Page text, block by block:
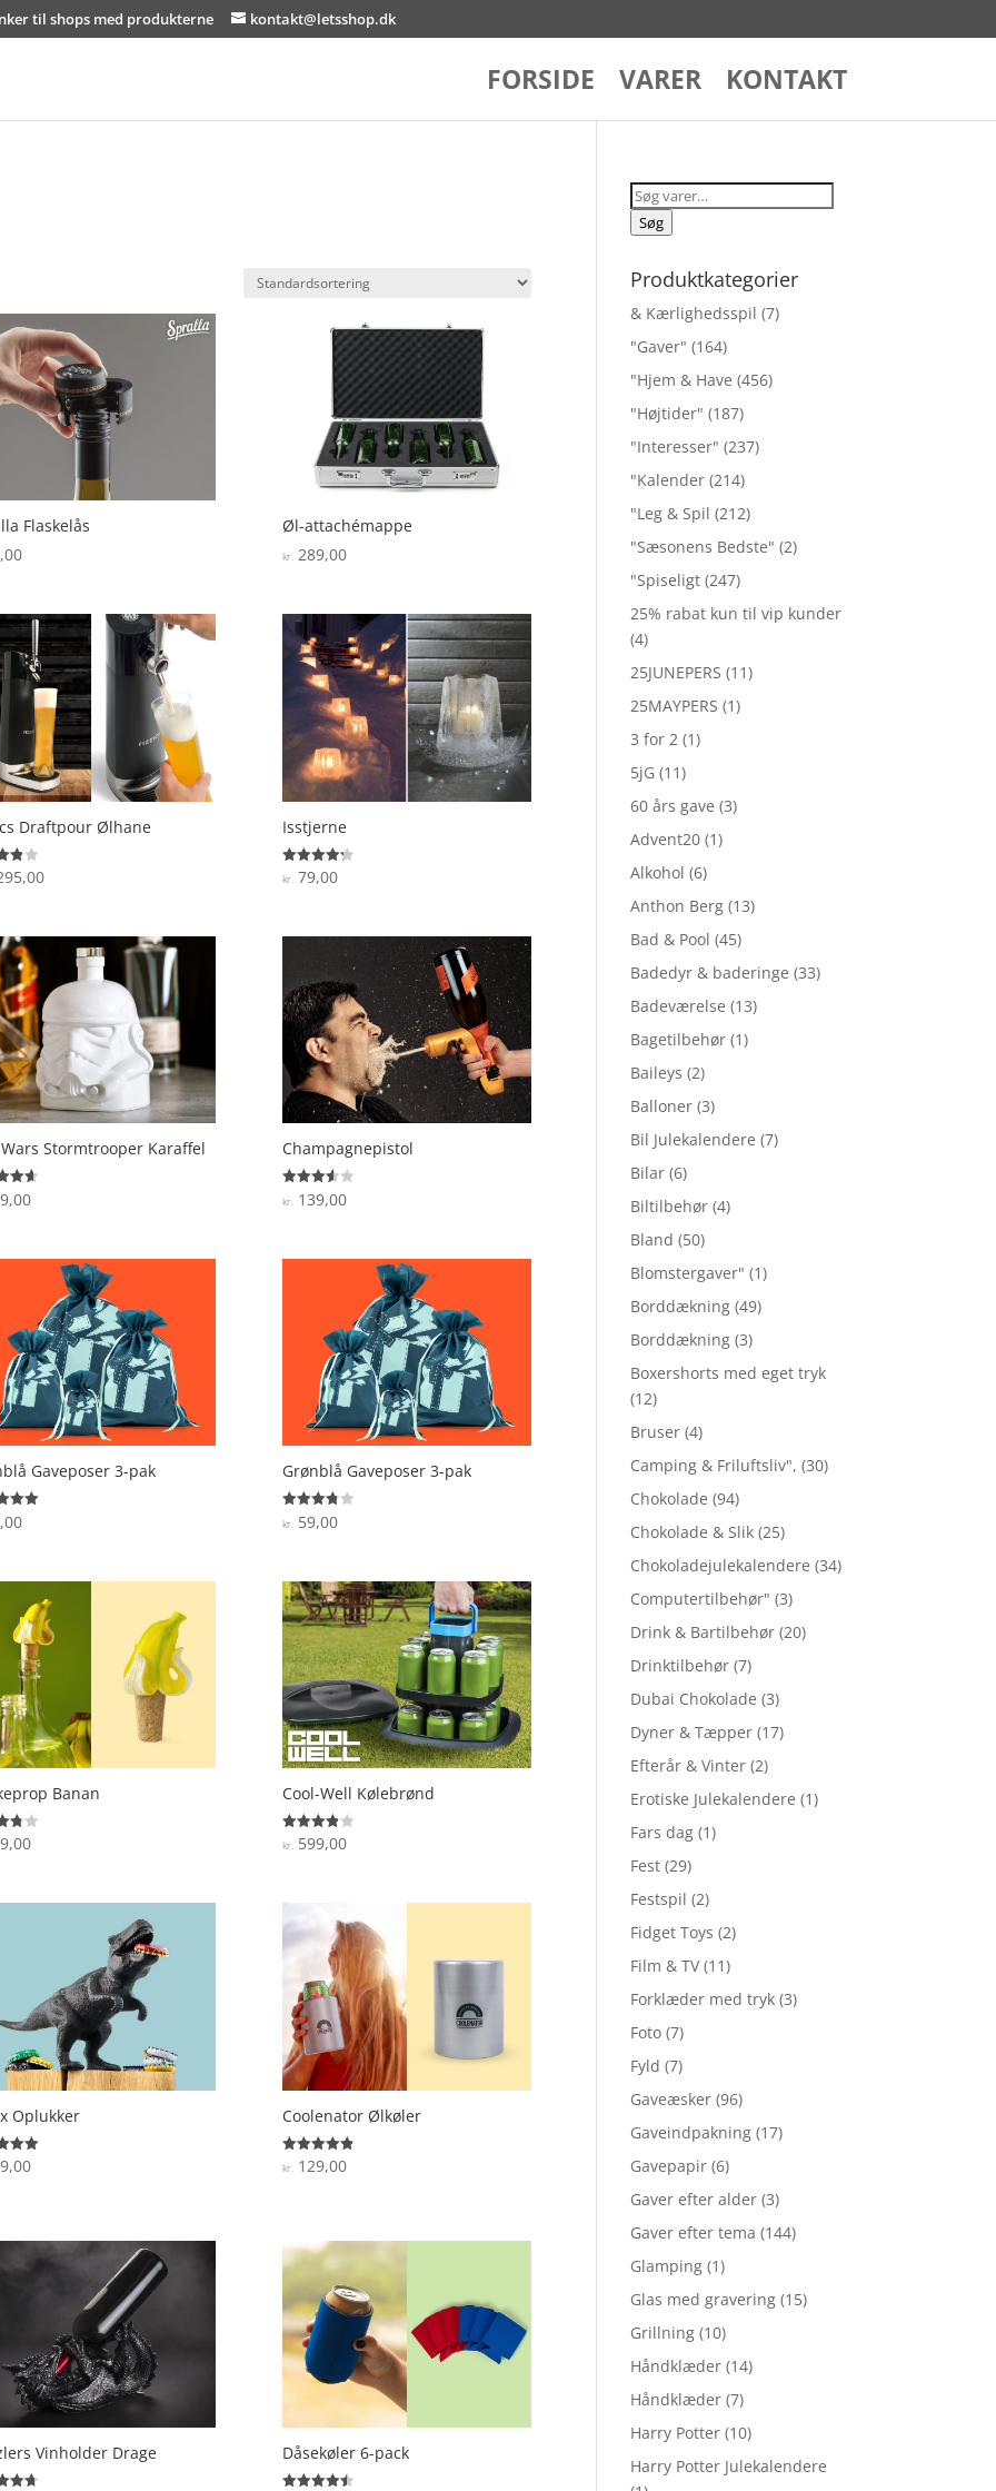
til shops med produkterne kontakt@letsshop.dk
FORSIDE VARER KONTAKT
Flaskelås Øl-attachémappe
kr.289,00
Draftpour Ølhane Isstjerne
Vurderet
4.3
kr.79,00
Stormtrooper Karaffel Champagnepistol
Vurderet
3.6
kr.139,00
Gaveposer 3-pak Grønblå Gaveposer 3-pak
Vurderet
3.8
kr. 59,00
Banan Cool-Well Kølebrønd
Vurderet
3.9
kr.599,00
Oplukker Coolenator Ølkøler
Vurderet
4.9
kr.129,00
Vinholder Drage Dåsekøler 6-pack
Søg
efter:
Søg
Produktkategorier
& Kærlighedsspil (7)
"Gaver" (164)
"Hjem & Have (456)
"Højtider" (187)
"Interesser" (237)
"Kalender (214)
"Leg & Spil (212)
"Sæsonens Bedste" (2)
"Spiseligt (247)
25% rabat kun til vip kunder
(4)
25JUNEPERS (11)
25MAYPERS (1)
3 for 2 (1)
5jG (11)
60 års gave (3)
Advent20 (1)
Alkohol (6)
Anthon Berg (13)
Bad & Pool (45)
Badedyr & baderinge (33)
Badeværelse (13)
Bagetilbehør (1)
Baileys (2)
Balloner (3)
Bil Julekalendere (7)
Bilar (6)
Biltilbehør (4)
Bland (50)
Blomstergaver" (1)
Borddækning (49)
Borddækning (3)
Boxershorts med eget tryk
(12)
Bruser (4)
Camping & Friluftsliv", (30)
Chokolade (94)
Chokolade & Slik (25)
Chokoladejulekalendere (34)
Computertilbehør" (3)
Drink & Bartilbehør (20)
Drinktilbehør (7)
Dubai Chokolade (3)
Dyner & Tæpper (17)
Efterår & Vinter (2)
Erotiske Julekalendere (1)
Fars dag (1)
Fest (29)
Festspil (2)
Fidget Toys (2)
Film & TV (11)
Forklæder med tryk (3)
Foto (7)
Fyld (7)
Gaveæsker (96)
Gaveindpakning (17)
Gavepapir (6)
Gaver efter alder (3)
Gaver efter tema (144)
Glamping (1)
Glas med gravering (15)
Grillning (10)
Håndklæder (14)
Håndklæder (7)
Harry Potter (10)
Harry Potter Julekalendere